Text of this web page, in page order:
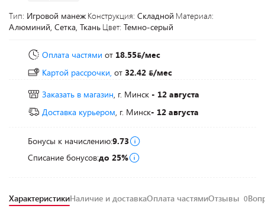
Тип: Игровой манеж Конструкция: Складной Материал:
Алюминий, Сетка, Ткань Цвет: Темно-серый
Оплата частями от 18.55 /мес
Картой рассрочки, от 32.42
/мес
Заказать в магазин, г. Минск - 12 августа
Доставка курьером, г. Минск- 12 августа
Бонусы к начислению:9.73
Списание бонусов:до 25%
ХарактеристикиНаличие и доставкаОплата частямиОтзывы 0